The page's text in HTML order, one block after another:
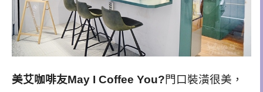
美艾咖啡友May I Coffee You?門口裝潢很美，